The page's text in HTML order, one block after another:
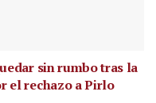
sin rumbo tras la
el rechazo a Pirlo